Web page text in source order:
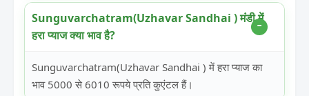
Sunguvarchatram(Uzhavar Sandhai ) मंडी में
हरा प्याज क्या भाव है?
Sunguvarchatram(Uzhavar Sandhai ) में हरा प्याज का
भाव 5000 से 6010 रूपये प्रति कुएंटल हैं।